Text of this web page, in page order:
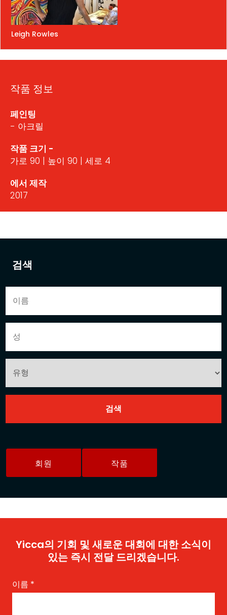
검색
회원 작품
Leigh Rowles
작품 정보
페인팅
- 아크릴
작품 크기 -
가로 90 | 높이 90 | 세로 4
에서 제작
2017
Yicca의 기회 및 새로운 대회에 대한 소식이
있는 즉시 전달 드리겠습니다.
이름 *